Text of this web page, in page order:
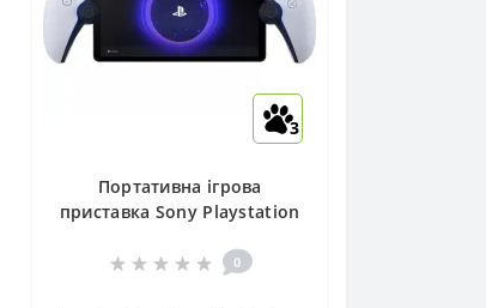
3
Портативна ігрова
приставка Sony Playstation
(1000042436)0